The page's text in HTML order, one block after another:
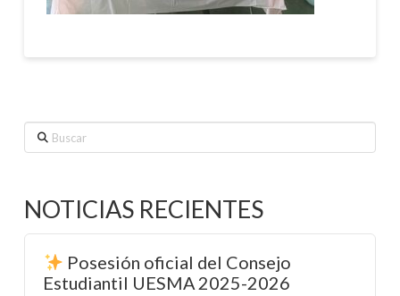
Buscar
NOTICIAS RECIENTES
Posesión oficial del Consejo
Estudiantil UESMA 2025-2026